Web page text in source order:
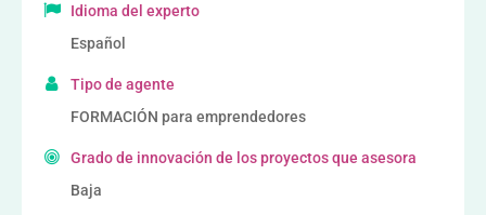
Idioma del experto
Español
Tipo de agente
FORMACIÓN para emprendedores
Grado de innovación de los proyectos que asesora
Baja